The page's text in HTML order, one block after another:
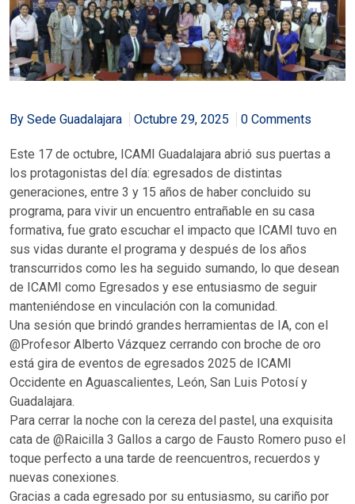
By Sede Guadalajara Octubre 29, 2025 0 Comments
Este 17 de octubre, ICAMI Guadalajara abrió sus puertas a
los protagonistas del día: egresados de distintas
generaciones, entre 3 y 15 años de haber concluido su
programa, para vivir un encuentro entrañable en su casa
formativa, fue grato escuchar el impacto que ICAMI tuvo en
sus vidas durante el programa y después de los años
transcurridos como les ha seguido sumando, lo que desean
de ICAMI como Egresados y ese entusiasmo de seguir
manteniéndose en vinculación con la comunidad.
Una sesión que brindó grandes herramientas de IA, con el
@Profesor Alberto Vázquez cerrando con broche de oro
está gira de eventos de egresados 2025 de ICAMI
Occidente en Aguascalientes, León, San Luis Potosí y
Guadalajara.
Para cerrar la noche con la cereza del pastel, una exquisita
cata de @Raicilla 3 Gallos a cargo de Fausto Romero puso el
toque perfecto a una tarde de reencuentros, recuerdos y
nuevas conexiones.
Gracias a cada egresado por su entusiasmo, su cariño por